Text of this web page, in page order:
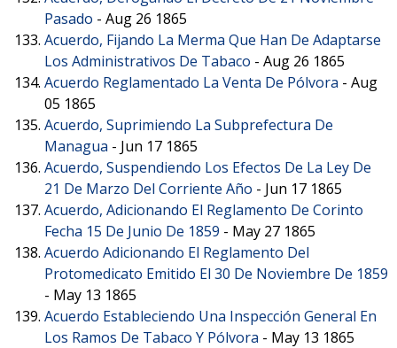
Pasado - Aug 26 1865
Acuerdo, Fijando La Merma Que Han De Adaptarse
Los Administrativos De Tabaco - Aug 26 1865
Acuerdo Reglamentado La Venta De Pólvora - Aug
05 1865
Acuerdo, Suprimiendo La Subprefectura De
Managua - Jun 17 1865
Acuerdo, Suspendiendo Los Efectos De La Ley De
21 De Marzo Del Corriente Año - Jun 17 1865
Acuerdo, Adicionando El Reglamento De Corinto
Fecha 15 De Junio De 1859 - May 27 1865
Acuerdo Adicionando El Reglamento Del
Protomedicato Emitido El 30 De Noviembre De 1859
- May 13 1865
Acuerdo Estableciendo Una Inspección General En
Los Ramos De Tabaco Y Pólvora - May 13 1865